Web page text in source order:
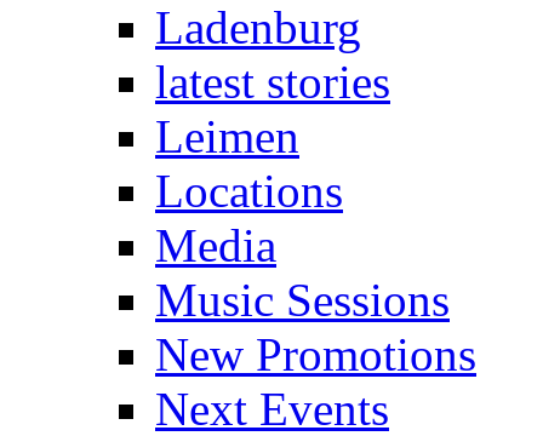
Ladenburg
latest stories
Leimen
Locations
Media
Music Sessions
New Promotions
Next Events